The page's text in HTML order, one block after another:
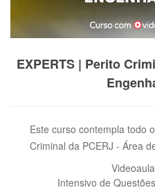
EXPERTS | Perito
Este curso contempla todo
Criminal da PCERJ - Área
Intensivo de